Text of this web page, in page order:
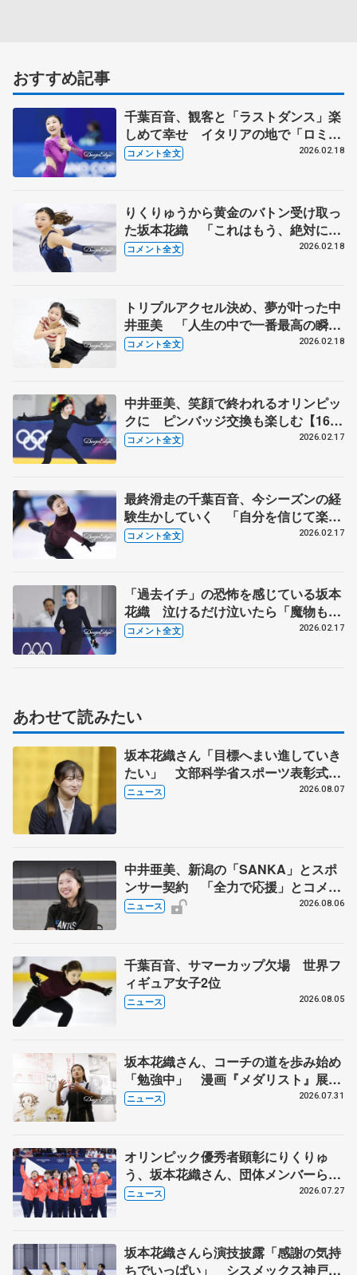
おすすめ記事
千葉百音、観客と「ラストダンス」楽
しめて幸せ イタリアの地で「ロミジ
ュリ」しっかり演じたい【ミラノ五輪
コメント全文 2026.02.18
りくりゅうから黄金のバトン受け取っ
た坂本花織 「これはもう、絶対に落
とせない」 【ミラノ五輪女子SP
コメント全文 2026.02.18
トリプルアクセル決め、夢が叶った中
井亜美 「人生の中で一番最高の瞬
間」【ミラノ五輪女子SP後】
コメント全文 2026.02.18
中井亜美、笑顔で終われるオリンピッ
クに ピンバッジ交換も楽しむ【16日
公式練習後】
コメント全文 2026.02.17
最終滑走の千葉百音、今シーズンの経
験生かしていく 「自分を信じて楽し
みたい」【16日公式練習後】
コメント全文 2026.02.17
「過去イチ」の恐怖を感じている坂本
花織 泣けるだけ泣いたら「魔物も味
方に付けられる」【16日公式練習後】
コメント全文 2026.02.17
あわせて読みたい
坂本花織さん「目標へまい進していき
たい」 文部科学省スポーツ表彰式で
代表謝辞
ニュース 2026.08.07
中井亜美、新潟の「SANKA」とスポ
ンサー契約 「全力で応援」とコメン
ト
ニュース 2026.08.06
千葉百音、サマーカップ欠場 世界フ
ィギュア女子2位
ニュース 2026.08.05
坂本花織さん、コーチの道を歩み始め
「勉強中」 漫画『メダリスト』展覧
会で子どもたちにエール
ニュース 2026.07.31
オリンピック優秀者顕彰にりくりゅ
う、坂本花織さん、団体メンバーら
8月7日に文科省が表彰式、ブルーノ・
ニュース 2026.07.27
坂本花織さんら演技披露「感謝の気持
ちでいっぱい」 シスメックス神戸ア